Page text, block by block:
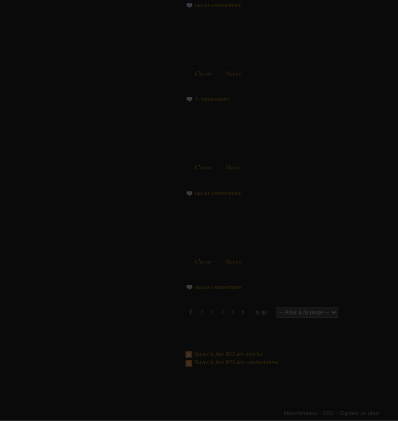
aucun commentaire
Clitorix Mature
1 commentaire
Clitorix Mature
aucun commentaire
Clitorix Mature
aucun commentaire
1 2 3 4 5 6
Suivre le flux RSS des articles
Suivre le flux RSS des commentaires
MaturAmateur - CGU - Signaler un abus